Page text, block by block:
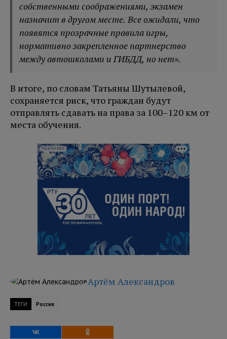
собственными соображениями, экзамен
назначит в другом месте. Все ожидали, что
появятся прозрачные правила игры,
нормативно закрепленное партнерство
между автошколами и ГИБДД, но нет».
В итоге, по словам Татьяны Шутылевой,
сохраняется риск, что граждан будут
отправлять сдавать на права за 100–120 км от
места обучения.
РЕКЛАМА
Артём Александров
ТЕГИ Россия